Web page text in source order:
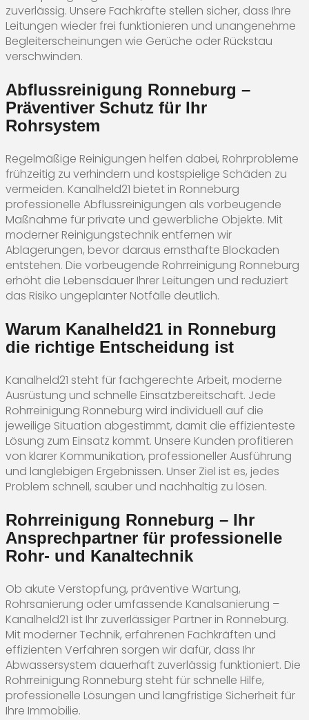
zuverlässig. Unsere Fachkräfte stellen sicher, dass Ihre
Leitungen wieder frei funktionieren und unangenehme
Begleiterscheinungen wie Gerüche oder Rückstau
verschwinden.
Abflussreinigung Ronneburg –
Präventiver Schutz für Ihr
Rohrsystem
Regelmäßige Reinigungen helfen dabei, Rohrprobleme
frühzeitig zu verhindern und kostspielige Schäden zu
vermeiden. Kanalheld21 bietet in Ronneburg
professionelle Abflussreinigungen als vorbeugende
Maßnahme für private und gewerbliche Objekte. Mit
moderner Reinigungstechnik entfernen wir
Ablagerungen, bevor daraus ernsthafte Blockaden
entstehen. Die vorbeugende Rohrreinigung Ronneburg
erhöht die Lebensdauer Ihrer Leitungen und reduziert
das Risiko ungeplanter Notfälle deutlich.
Warum Kanalheld21 in Ronneburg
die richtige Entscheidung ist
Kanalheld21 steht für fachgerechte Arbeit, moderne
Ausrüstung und schnelle Einsatzbereitschaft. Jede
Rohrreinigung Ronneburg wird individuell auf die
jeweilige Situation abgestimmt, damit die effizienteste
Lösung zum Einsatz kommt. Unsere Kunden profitieren
von klarer Kommunikation, professioneller Ausführung
und langlebigen Ergebnissen. Unser Ziel ist es, jedes
Problem schnell, sauber und nachhaltig zu lösen.
Rohrreinigung Ronneburg – Ihr
Ansprechpartner für professionelle
Rohr- und Kanaltechnik
Ob akute Verstopfung, präventive Wartung,
Rohrsanierung oder umfassende Kanalsanierung –
Kanalheld21 ist Ihr zuverlässiger Partner in Ronneburg.
Mit moderner Technik, erfahrenen Fachkräften und
effizienten Verfahren sorgen wir dafür, dass Ihr
Abwassersystem dauerhaft zuverlässig funktioniert. Die
Rohrreinigung Ronneburg steht für schnelle Hilfe,
professionelle Lösungen und langfristige Sicherheit für
Ihre Immobilie.